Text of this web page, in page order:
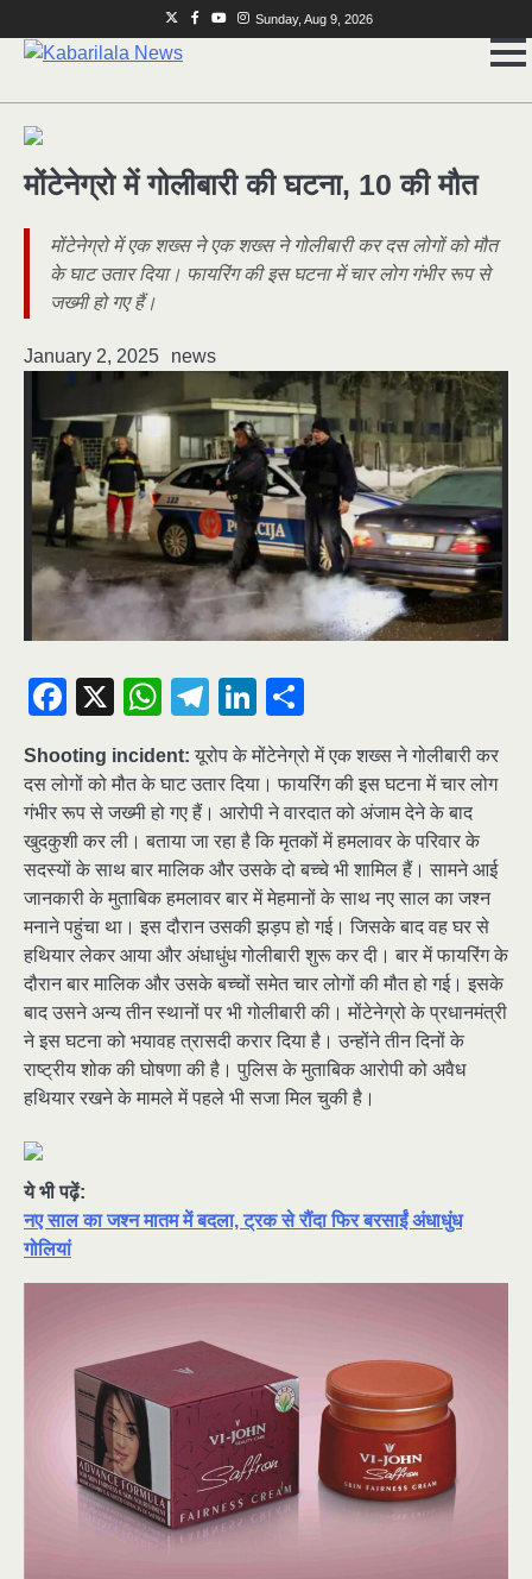
to
TwitterFacebookYoutubeInstagram
Sunday, Aug 9, 2026
मोंटेनेग्रो में गोलीबारी की घटना, 10 की मौत
मोंटेनेग्रो में एक शख्स ने एक शख्स ने गोलीबारी कर दस लोगों को मौत
के घाट उतार दिया। फायरिंग की इस घटना में चार लोग गंभीर रूप से
जख्मी हो गए हैं।
January 2, 2025 news
Facebook
X WhatsApp
Telegram
LinkedIn
Shooting incident: यूरोप के मोंटेनेग्रो में एक शख्स ने गोलीबारी कर
दस लोगों को मौत के घाट उतार दिया। फायरिंग की इस घटना में चार लोग
गंभीर रूप से जख्मी हो गए हैं। आरोपी ने वारदात को अंजाम देने के बाद
खुदकुशी कर ली। बताया जा रहा है कि मृतकों में हमलावर के परिवार के
सदस्यों के साथ बार मालिक और उसके दो बच्चे भी शामिल हैं। सामने आई
जानकारी के मुताबिक हमलावर बार में मेहमानों के साथ नए साल का जश्न
मनाने पहुंचा था। इस दौरान उसकी झड़प हो गई। जिसके बाद वह घर से
हथियार लेकर आया और अंधाधुंध गोलीबारी शुरू कर दी। बार में फायरिंग के
दौरान बार मालिक और उसके बच्चों समेत चार लोगों की मौत हो गई। इसके
बाद उसने अन्य तीन स्थानों पर भी गोलीबारी की। मोंटेनेग्रो के प्रधानमंत्री
ने इस घटना को भयावह त्रासदी करार दिया है। उन्होंने तीन दिनों के
राष्ट्रीय शोक की घोषणा की है। पुलिस के मुताबिक आरोपी को अवैध
हथियार रखने के मामले में पहले भी सजा मिल चुकी है।
ये भी पढ़ें:
नए साल का जश्न मातम में बदला, ट्रक से रौंदा फिर बरसाईं अंधाधुंध
गोलियां